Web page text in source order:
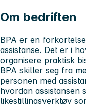
Om bedriften
BPA er en
assistanse. Det er i
organisere praktisk
BPA skiller seg fra
personen med
hvordan assistansen
likestillingsverktøy